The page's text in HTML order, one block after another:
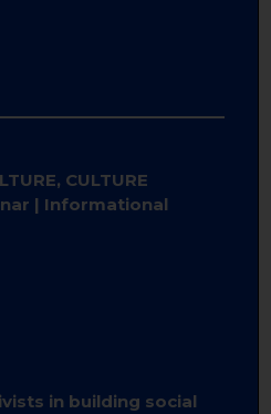
CULTURE
| Informational
in building social